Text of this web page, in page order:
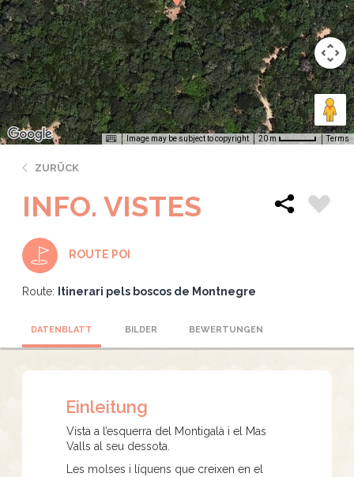
Image may be subject to copyright 20 m Terms
ZURÜCK
INFO. VISTES
ROUTE POI
Route: Itinerari pels boscos de Montnegre
DATENBLATT BILDER BEWERTUNGEN
Einleitung
Vista a l’esquerra del Montigalà i el Mas
Valls al seu dessota.
Les molses i líquens que creixen en el